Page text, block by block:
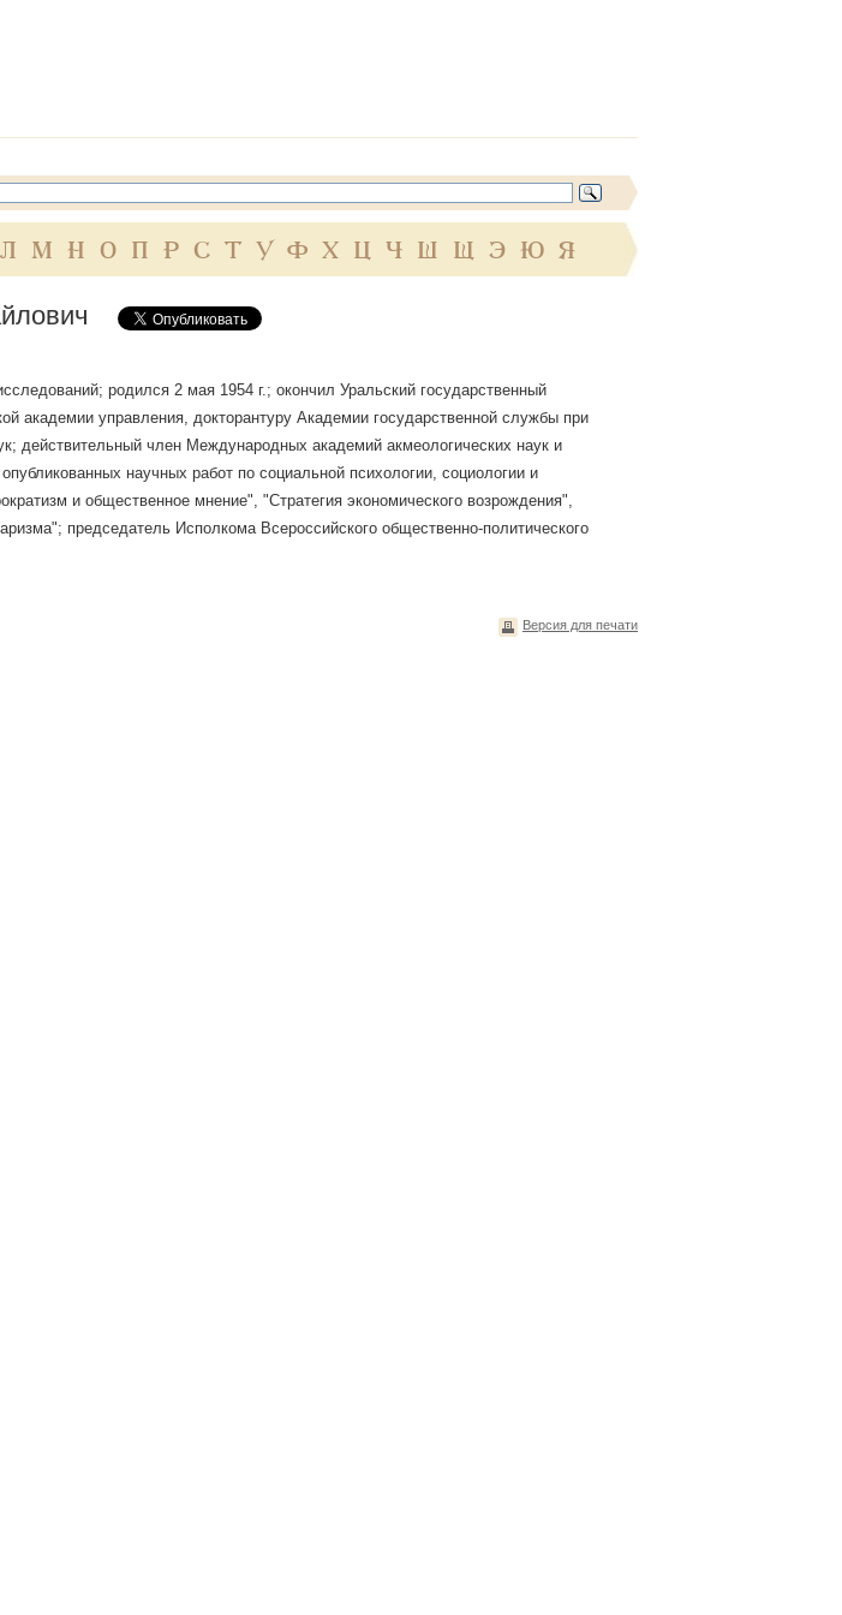
Л М Н О П Р С Т У Ф Х Ц Ч Ш Щ Э Ю Я
родился 2 мая 1954 г.; окончил Уральский государственный
академии управления, докторантуру Академии государственной службы при
действительный член Международных академий акмеологических наук и
научных работ по социальной психологии, социологии и
и общественное мнение", "Стратегия экономического возрождения",
председатель Исполкома Всероссийского общественно-политического
Версия для печати